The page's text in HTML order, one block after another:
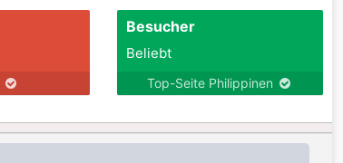
Besucher
Beliebt
Top-Seite Philippinen